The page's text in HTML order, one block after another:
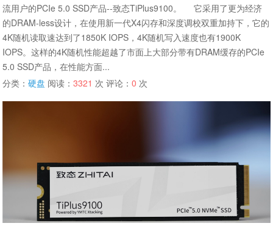
流用户的PCIe 5.0 SSD产品--致态TiPlus9100。 它采用了更为经济
的DRAM-less设计，在使用新一代X4闪存和深度调校双重加持下，它的
4K随机读取速达到了1850K IOPS，4K随机写入速度也有1900K
IOPS。这样的4K随机性能超越了市面上大部分带有DRAM缓存的PCIe
5.0 SSD产品，在性能方面...
分类：硬盘 阅读：3321 次 评论：0 次